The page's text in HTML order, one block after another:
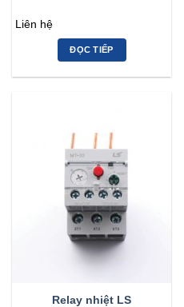
Liên hệ
ĐỌC TIẾP
Relay nhiệt LS